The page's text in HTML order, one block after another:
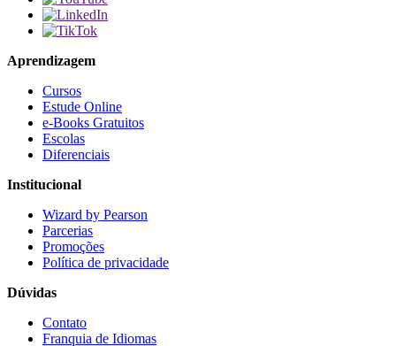
Aprendizagem
Cursos
Estude Online
e-Books Gratuitos
Escolas
Diferenciais
Institucional
Wizard by Pearson
Parcerias
Promoções
Política de privacidade
Dúvidas
Contato
Franquia de Idiomas